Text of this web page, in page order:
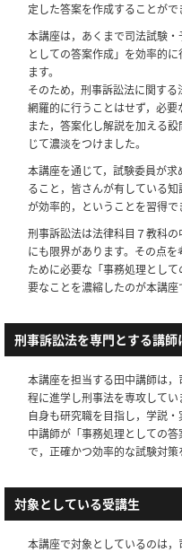
定した答案を作成することがで
本講座は，あくまで司法試験
としての答案作成」を効率的
ます。
そのため，刑事訴訟法に関す
網羅的に行うことはせず，必要
また，答案化し解説を加える
じて濃淡をつけました。
本講座を通じて，試験委員が
ること，皆さんが有している
が効率的，ということを習得で
刑事訴訟法は法律科目７教科
にも限界があります。その点
ために必要な「事務処理とし
要なことを濃縮したのが本講座
刑事訴訟法を専門とする講師
本講座を担当する田中講師は
程に進学し刑事法を専攻してい
自身も研究職を目指し，学説
中講師が「事務処理としての
で，正確かつ効率的な試験対策
対象としている受講生
本講座で対象としているのは